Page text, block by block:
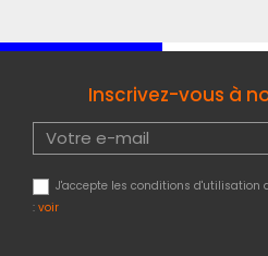
Inscrivez-vous à
J'accepte les conditions d'utilisation
: voir